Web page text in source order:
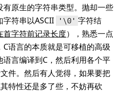
原生的字符串类型。抛却一些
符串以ASCII
'\0' 字符结
首字符前记录长度），熟悉一点
语言的本质就是可移植的高级
言编译到C，然后利用各个平
件。然后有人觉得，如果要把
特性还是多了些，不妨再砍